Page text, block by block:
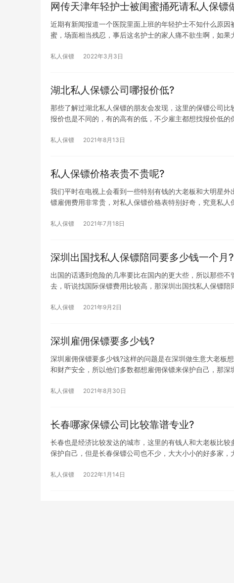
网传天津年轻护士被闺蜜捅死请私人保镖
近期有新闻报道一个医院里面上班的年轻护士不知什么原
蜜，场面相当残忍，事后这名护士的家人痛不欲生啊，如
私人保镖 2022年3月3日
湖北私人保镖公司哪报价低?
那些了解过湖北私人保镖的朋友会发现，这里的保镖公司
报价也是不同的，有的高有的低，不少雇主都想找报价低
私人保镖 2021年8月13日
私人保镖价格表贵不贵呢?
我们平时在电视上会看到一些特别有钱的大老板和大明星
镖雇佣费用非常贵，对私人保镖价格表特别好奇，究竟私
私人保镖 2021年7月18日
深圳出国找私人保镖陪同要多少钱一个月?
出国的话遇到危险的几率要比在国内的更大些，所以那些
去，听说找国际保镖费用比较高，那深圳出国找私人保镖
私人保镖 2021年9月2日
深圳雇佣保镖要多少钱?
深圳雇佣保镖要多少钱?这样的问题是在深圳做生意大老板
和财产安全，所以他们多数都想雇佣保镖来保护自己，那
私人保镖 2021年8月30日
长春哪家保镖公司比较靠谱专业?
长春也是经济比较发达的城市，这里的有钱人和大老板比
保护自己，但是长春保镖公司也不少，大大小小的好多家
私人保镖 2022年1月14日